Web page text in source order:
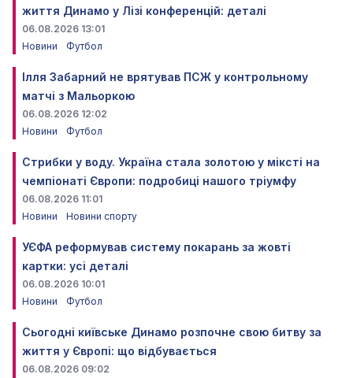
життя Динамо у Лізі конференцій: деталі
06.08.2026 13:01
Новини
Футбол
Ілля Забарний не врятував ПСЖ у контрольному
матчі з Мальоркою
06.08.2026 12:02
Новини
Футбол
Стрибки у воду. Україна стала золотою у міксті на
чемпіонаті Європи: подробиці нашого тріумфу
06.08.2026 11:01
Новини
Новини спорту
УЄФА реформував систему покарань за жовті
картки: усі деталі
06.08.2026 10:01
Новини
Футбол
Сьогодні київське Динамо розпочне свою битву за
життя у Європі: що відбувається
06.08.2026 09:02